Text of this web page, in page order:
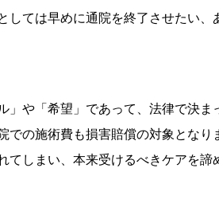
しては早めに通院を終了させたい、
」や「希望」であって、法律で決ま
での施術費も損害賠償の対象となり
てしまい、本来受けるべきケアを諦